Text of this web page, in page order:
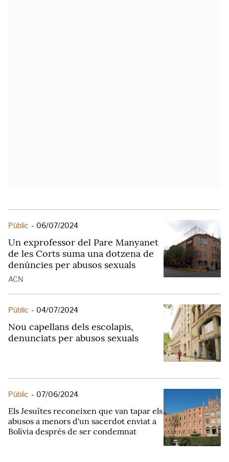
Públic - 06/07/2024
Un exprofessor del Pare Manyanet
de les Corts suma una dotzena de
denúncies per abusos sexuals
ACN
Públic - 04/07/2024
Nou capellans dels escolapis,
denunciats per abusos sexuals
Públic - 07/06/2024
Els Jesuïtes reconeixen que van tapar els
abusos a menors d'un sacerdot enviat a
Bolívia després de ser condemnat